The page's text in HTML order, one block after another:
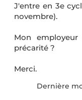
J'entre en 3e
novembre).
Mon
précarité ?
Merci.
Dernière